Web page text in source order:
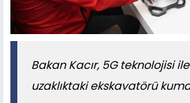
Bakan Kacır, 5G teknolojisi
uzaklıktaki ekskavatörü